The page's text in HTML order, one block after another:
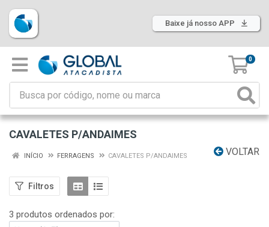
Baixe já nosso APP
0
CAVALETES P/ANDAIMES
VOLTAR
INÍCIO FERRAGENS CAVALETES P/ANDAIMES
Filtros
3 produtos ordenados por: